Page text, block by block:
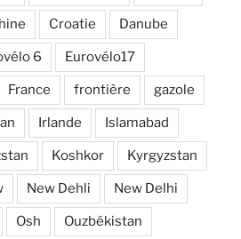
Croatie Danube
6 Eurovélo17
France frontière gazole
Irlande Islamabad
Koshkor Kyrgyzstan
New Dehli New Delhi
Osh Ouzbékistan